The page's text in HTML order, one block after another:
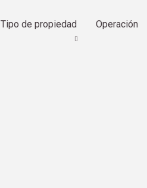
Tipo de propiedad Operación